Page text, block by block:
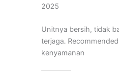
2025
Unitnya bersih, tidak
terjaga.
kenyamanan